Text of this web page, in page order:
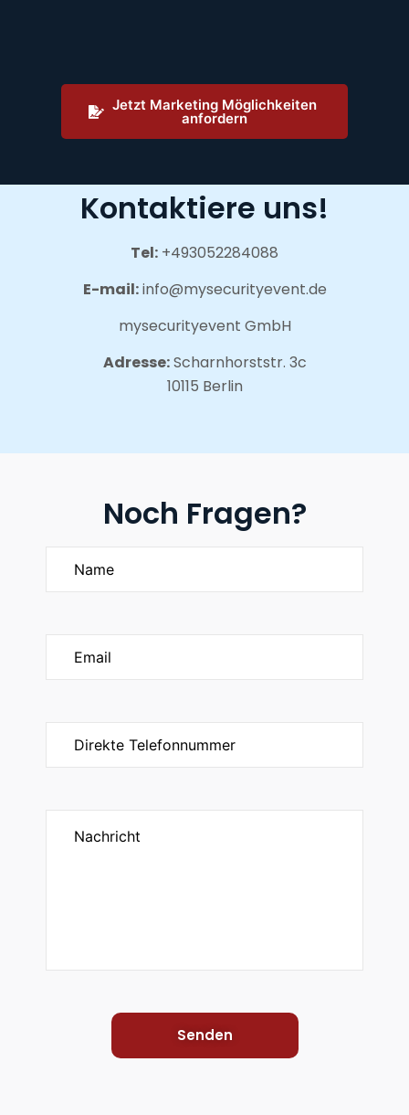
Jetzt Marketing Möglichkeiten
anfordern
Kontaktiere uns!
Tel: +493052284088
E-mail:info@mysecurityevent.de
mysecurityevent GmbH
Adresse:Scharnhorststr. 3c
10115 Berlin
Noch Fragen?